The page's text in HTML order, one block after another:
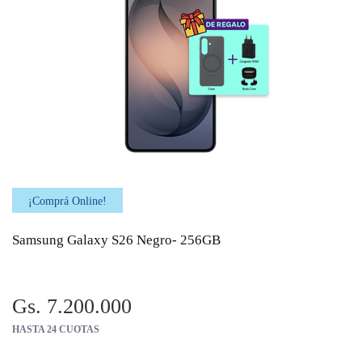
¡Comprá Online!
Samsung Galaxy S26 Negro- 256GB
Gs. 7.200.000
HASTA 24 CUOTAS